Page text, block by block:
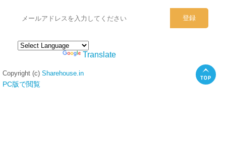
Translate
Copyright (c) Sharehouse.in
PC版で閲覧